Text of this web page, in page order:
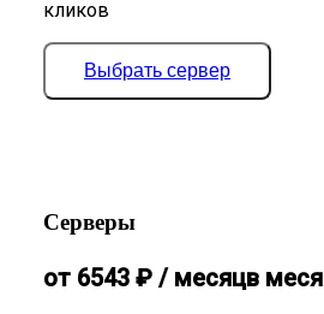
кликов
Выбрать сервер
Серверы
от 6543 ₽ / месяцв